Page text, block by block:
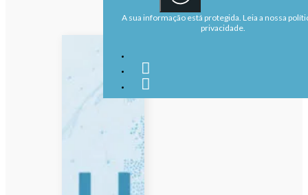
A sua informação está protegida. Leia a nossa
privacidade.